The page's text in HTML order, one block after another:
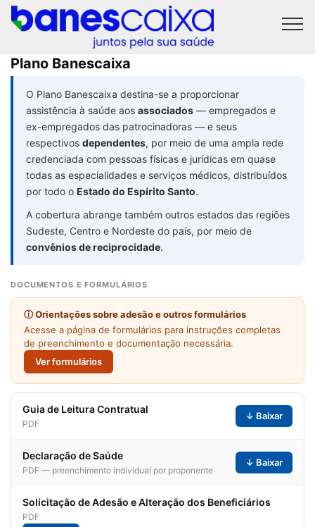
Plano Banescaixa
O Plano Banescaixa destina-se a proporcionar
assistência à saúde aos associados — empregados e
ex-empregados das patrocinadoras — e seus
respectivos dependentes, por meio de uma ampla rede
credenciada com pessoas físicas e jurídicas em quase
todas as especialidades e serviços médicos, distribuídos
por todo o Estado do Espírito Santo.
A cobertura abrange também outros estados das regiões
Sudeste, Centro e Nordeste do país, por meio de
convênios de reciprocidade.
DOCUMENTOS E FORMULÁRIOS
ⓘ Orientações sobre adesão e outros formulários
Acesse a página de formulários para instruções completas
de preenchimento e documentação necessária.
Ver formulários
Guia de Leitura Contratual
PDF
↓ Baixar
Declaração de Saúde
PDF — preenchimento individual por proponente
↓ Baixar
Solicitação de Adesão e Alteração dos Beneficiários
PDF